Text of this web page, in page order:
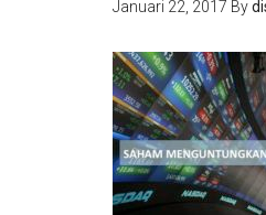
Januari 22, 2017 By